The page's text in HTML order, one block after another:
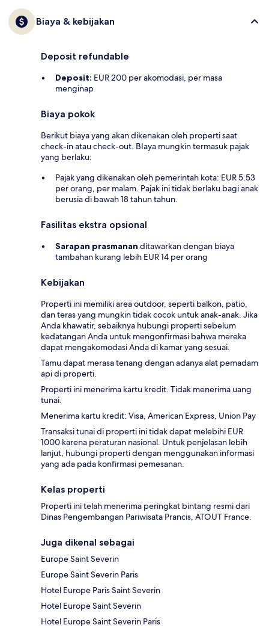
Biaya & kebijakan
Deposit refundable
Deposit: EUR 200 per akomodasi, per masa
menginap
Biaya pokok
Berikut biaya yang akan dikenakan oleh properti saat
check-in atau check-out. BIaya mungkin termasuk pajak
yang berlaku:
Pajak yang dikenakan oleh pemerintah kota: EUR 5.53
per orang, per malam. Pajak ini tidak berlaku bagi anak
berusia di bawah 18 tahun tahun.
Fasilitas ekstra opsional
Sarapan prasmanan ditawarkan dengan biaya
tambahan kurang lebih EUR 14 per orang
Kebijakan
Properti ini memiliki area outdoor, seperti balkon, patio,
dan teras yang mungkin tidak cocok untuk anak-anak. Jika
Anda khawatir, sebaiknya hubungi properti sebelum
kedatangan Anda untuk mengonfirmasi bahwa mereka
dapat mengakomodasi Anda di kamar yang sesuai.
Tamu dapat merasa tenang dengan adanya alat pemadam
api di properti.
Properti ini menerima kartu kredit. Tidak menerima uang
tunai.
Menerima kartu kredit: Visa, American Express, Union Pay
Transaksi tunai di properti ini tidak dapat melebihi EUR
1000 karena peraturan nasional. Untuk penjelasan lebih
lanjut, hubungi properti dengan menggunakan informasi
yang ada pada konfirmasi pemesanan.
Kelas properti
Properti ini telah menerima peringkat bintang resmi dari
Dinas Pengembangan Pariwisata Prancis, ATOUT France.
Juga dikenal sebagai
Europe Saint Severin
Europe Saint Severin Paris
Hotel Europe Paris Saint Severin
Hotel Europe Saint Severin
Hotel Europe Saint Severin Paris